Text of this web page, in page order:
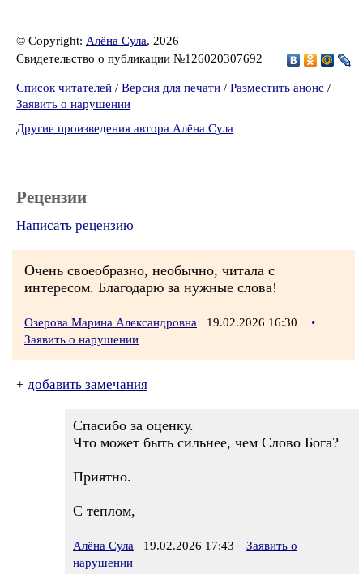
© Copyright: Алёна Сула, 2026
Свидетельство о публикации №126020307692
Список читателей / Версия для печати / Разместить анонс /
Заявить о нарушении
Другие произведения автора Алёна Сула
Рецензии
Написать рецензию
Очень своеобразно, необычно, читала с
интересом. Благодарю за нужные слова!
Озерова Марина Александровна 19.02.2026 16:30
•
Заявить о нарушении
+ добавить замечания
Спасибо за оценку.
Что может быть сильнее, чем Слово Бога?
Приятно.
С теплом,
Алёна Сула 19.02.2026 17:43
Заявить о
нарушении